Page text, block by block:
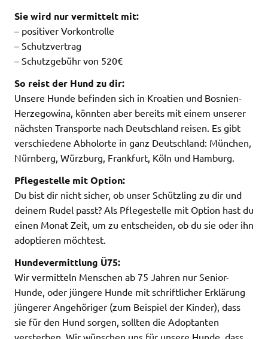
Sie wird nur vermittelt mit:
– positiver Vorkontrolle
– Schutzvertrag
– Schutzgebühr von 520€
So reist der Hund zu dir:
Unsere Hunde befinden sich in Kroatien und Bosnien-
Herzegowina, könnten aber bereits mit einem unserer
nächsten Transporte nach Deutschland reisen. Es gibt
verschiedene Abholorte in ganz Deutschland: München,
Nürnberg, Würzburg, Frankfurt, Köln und Hamburg.
Pflegestelle mit Option:
Du bist dir nicht sicher, ob unser Schützling zu dir und
deinem Rudel passt? Als Pflegestelle mit Option hast du
einen Monat Zeit, um zu entscheiden, ob du sie oder ihn
adoptieren möchtest.
Hundevermittlung Ü75:
Wir vermitteln Menschen ab 75 Jahren nur Senior-
Hunde, oder jüngere Hunde mit schriftlicher Erklärung
jüngerer Angehöriger (zum Beispiel der Kinder), dass
sie für den Hund sorgen, sollten die Adoptanten
versterben. Wir wünschen uns für unsere Hunde, dass